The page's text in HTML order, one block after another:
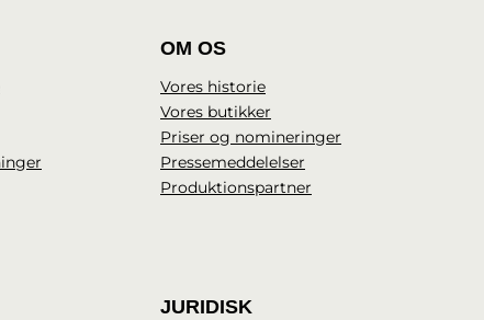
OM OS
Vores historie
Vores butikker
Priser og nomineringer
Pressemeddelelser
Produktionspartner
JURIDISK